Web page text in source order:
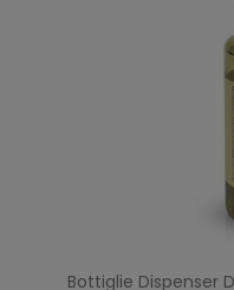
Bottiglie Dispenser